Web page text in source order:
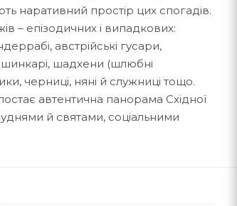
наративний простір цих спогадів.
– епізодичних і випадкових:
австрійські гусари,
шинкарі, шадхени (шлюбні
черниці, няні й служниці тощо.
автентична панорама Східної
й святами, соціальними